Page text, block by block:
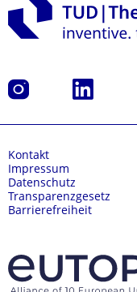
Instagram LinkedIn
Kontakt
Impressum
Datenschutz
Transparenzgesetz
Barrierefreiheit